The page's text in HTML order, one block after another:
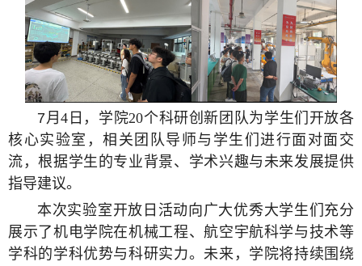
7月4 日，学院20个科研创新团队为学生们开放各
核心实验室，相关团队导师与学生们进行面对面交
流，根据学生的专业背景、学术兴趣与未来发展提供
指导建议。
本次实验室开放日活动向广大优秀大学生们充分
展示了机电学院在机械工程、航空宇航科学与技术等
学科的学科优势与科研实力。未来，学院将持续围绕